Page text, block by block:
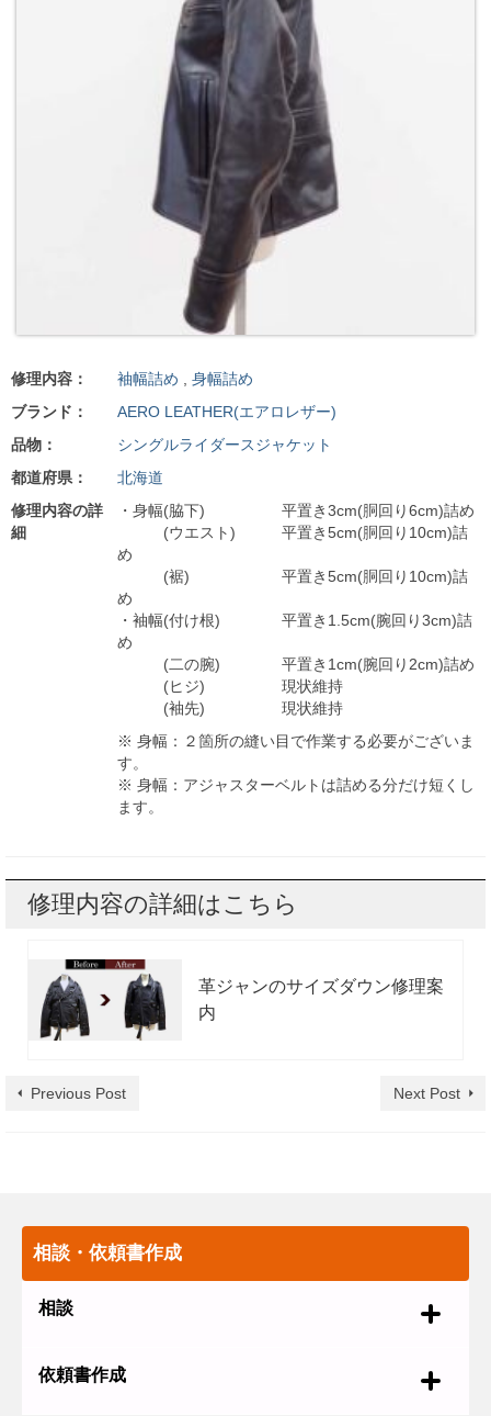
修理内容： 袖幅詰め
身幅詰め
ブランド：
AERO LEATHER(エアロレザー)
品物：
シングルライダースジャケット
都道府県：
北海道
修理内容の詳
細
・身幅(脇下) 平置き3cm(胴回り6cm)詰め
(ウエスト) 平置き5cm(胴回り10cm)詰
め
(裾) 平置き5cm(胴回り10cm)詰
め
・袖幅(付け根) 平置き1.5cm(腕回り3cm)詰
め
(二の腕) 平置き1cm(腕回り2cm)詰め
(ヒジ) 現状維持
(袖先) 現状維持
※ 身幅：２箇所の縫い目で作業する必要がございま
す。
※ 身幅：アジャスターベルトは詰める分だけ短くし
ます。
修理内容の詳細はこちら
革ジャンのサイズダウン修理案
内
Previous Post Next Post
相談・依頼書作成
相談
依頼書作成